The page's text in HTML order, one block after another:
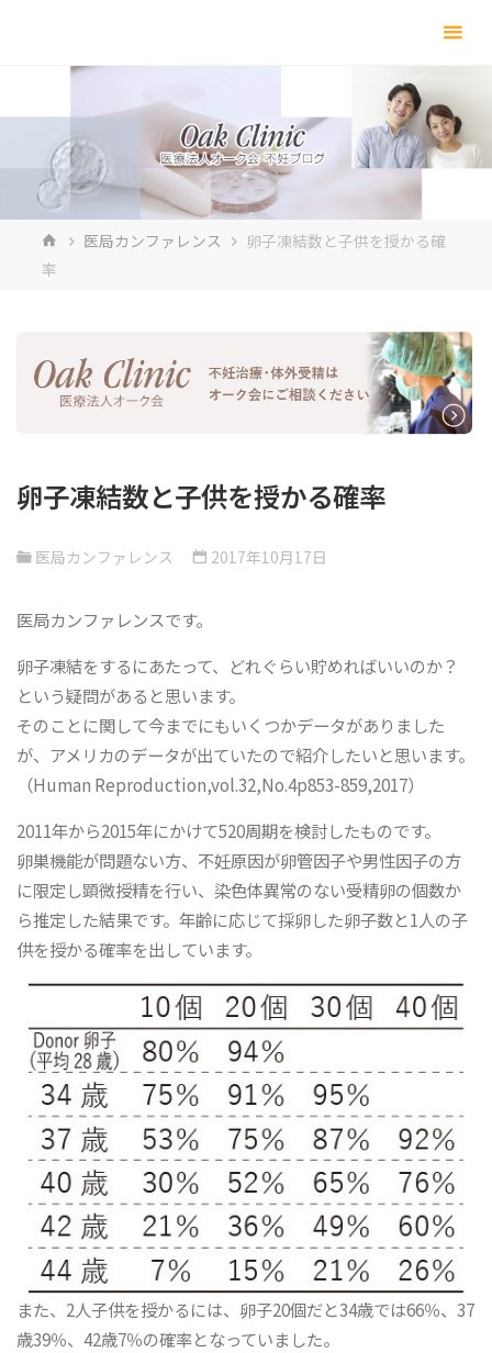
キ
ホ 医局カンファレンス
卵子凍結数と子供を授かる確
率
卵子凍結数と子供を授かる確率
医局カンファレンス 2017年10月17日
医局カンファレンスです。
卵子凍結をするにあたって、どれぐらい貯めればいいのか？
という疑問があると思います。
そのことに関して今までにもいくつかデータがありました
が、アメリカのデータが出ていたので紹介したいと思います。
（Human Reproduction,vol.32,No.4p853-859,2017）
2011年から2015年にかけて520周期を検討したものです。
卵巣機能が問題ない方、不妊原因が卵管因子や男性因子の方
に限定し顕微授精を行い、染色体異常のない受精卵の個数か
ら推定した結果です。年齢に応じて採卵した卵子数と1人の子
供を授かる確率を出しています。
また、2人子供を授かるには、卵子20個だと34歳では66％、37
歳39％、42歳7％の確率となっていました。